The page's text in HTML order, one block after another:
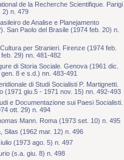
de la Recherche Scientifique. Parigi
2) n. 479
de Analise e Planejamento
San Paolo del Brasile (1974 feb. 20) n.
per Stranieri. Firenze (1974 feb.
29) nn. 481-482
di Storia Sociale. Genova (1961 dic.
8 e s.d.) nn. 483-491
di Studi Socialisti P. Martignetti.
(1971 giu.5 - 1971 nov. 15) nn. 492-493
e Documentazione sui Paesi Socialisti.
ott. 29) n. 494
Mann. Roma (1973 set. 10) n. 495
Silas (1962 mar. 12) n. 496
(1973 ago. 5) n. 497
(s.a. giu. 8) n. 498